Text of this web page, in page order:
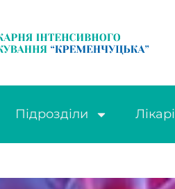
Підрозділи Лікарі